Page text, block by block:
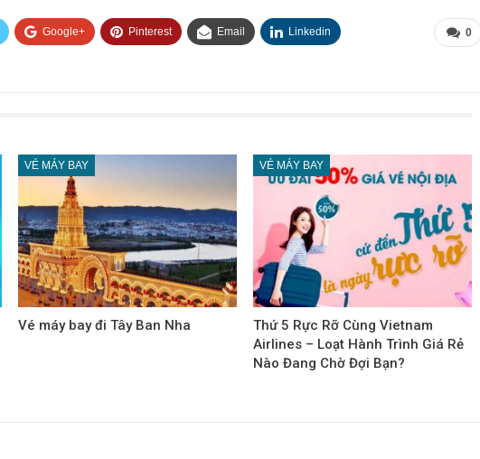
0
Google+ Pinterest Email Linkedin
VÉ MÁY BAY
Vé máy bay đi Tây Ban Nha
VÉ MÁY BAY
Thứ 5 Rực Rỡ Cùng Vietnam
Airlines – Loạt Hành Trình Giá Rẻ
Nào Đang Chờ Đợi Bạn?